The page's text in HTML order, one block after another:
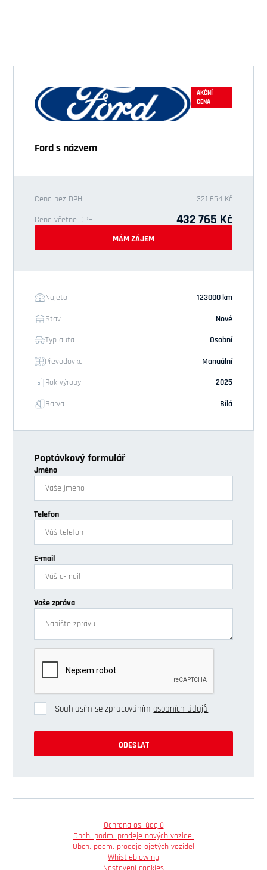
AKČNÍ
CENA
Ford s názvem
Cena bez DPH
321 654 Kč
Cena včetne DPH
432 765 Kč
MÁM ZÁJEM
Najeto
123000 km
Stav
Nové
Typ auta
Osobní
Převodovka
Manuální
Rok výroby
2025
Barva
Bílá
Poptávkový formulář
Jméno
Telefon
E-mail
Vaše zpráva
Souhlasím se zpracováním osobních údajů
ODESLAT
Ochrana os. údajů
Obch. podm. prodeje nových vozidel
Obch. podm. prodeje ojetých vozidel
Whistleblowing